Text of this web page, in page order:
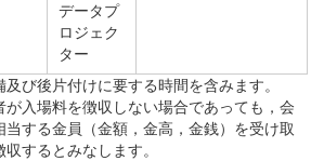
データプ
ロジェク
ター
び後片付けに要する時間を含みます。
入場料を徴収しない場合であっても，会
当する金員（金額，金高，金銭）を受け取
するとみなします。